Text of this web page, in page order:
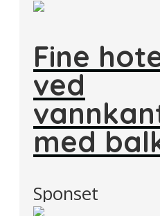
Fine
ved
med
Sponset